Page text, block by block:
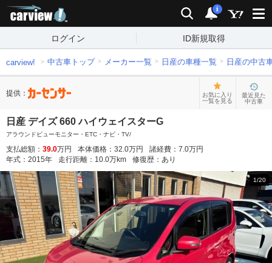
検索 通知
i
ログイン ID新規取得
carview! 中古車トップ メーカー一覧 日産の車種一覧 日産の中古
提供：
お気に入り
一覧を見る
最近見た
中古車
日産 デイズ 660 ハイウェイスターG
アラウンドビューモニター・ETC・ナビ・TV/
支払総額： 39.0万円 本体価格： 32.0万円 諸経費： 7.0万円
年式： 2015年 走行距離： 10.0万km 修復歴： あり
1/20